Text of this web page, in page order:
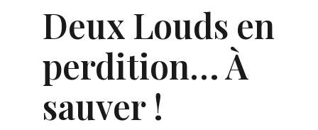
Deux Louds en
perdition… À
sauver !